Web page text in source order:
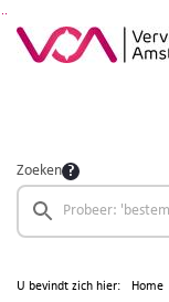
Zoeken
U bevindt zich hier: Home